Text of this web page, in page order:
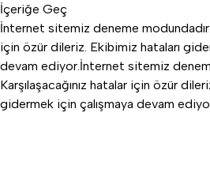
İçeriğe Geç
İnternet sitemiz deneme modundadır.
için özür dileriz. Ekibimiz hataları
devam ediyor.İnternet sitemiz
Karşılaşacağınız hatalar için özür
gidermek için çalışmaya devam